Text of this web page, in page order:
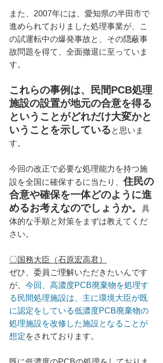
また、2007年には、愛知県の半田市で
進められておりました処理事業が、こ
の試運転中の爆発事故と、その隠蔽事
故問題を得て、全面撤退に至っていま
す。
これらの事例は、民間PCB処理
施設の設置が地元の合意を得る
ということがどれだけ大変かと
いうことを示している と思いま
す。
今回の改正で必要な処理能力を持つ施
設を全国に確保するに当たり、住民の
合意や確保を一体どのように進
めるお考えなのでしょうか。
具
体的な手順と対策をまずは教えてくだ
さい。
〇国務大臣（石原宏高君）
ぜひ、委員ご理解いただきたいんです
が、 今回、高濃度PCB廃棄物を処理す
る民間処理施設は、主に環境大臣が既
に認定をしている低濃度PCB廃棄物の
処理施設を改修した施設となることが
想定をされております。